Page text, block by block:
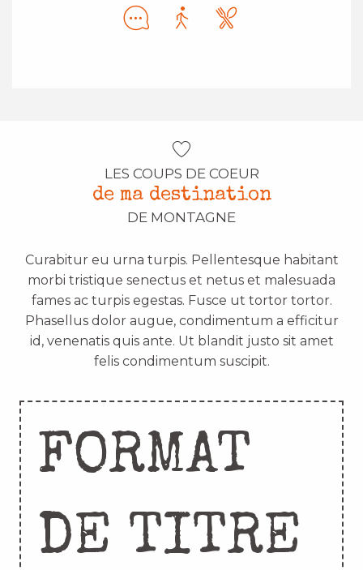
LES COUPS DE COEUR
de ma destination
DE MONTAGNE
Curabitur eu urna turpis. Pellentesque habitant
morbi tristique senectus et netus et malesuada
fames ac turpis egestas. Fusce ut tortor tortor.
Phasellus dolor augue, condimentum a efficitur
id, venenatis quis ante. Ut blandit justo sit amet
felis condimentum suscipit.
FORMAT
DE TITRE